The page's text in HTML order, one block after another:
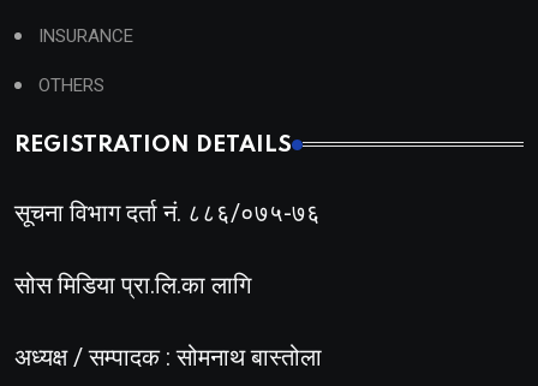
INSURANCE
OTHERS
REGISTRATION DETAILS
सूचना विभाग दर्ता नं. ८८६/०७५-७६
सोस मिडिया प्रा.लि.का लागि
अध्यक्ष / सम्पादक : सोमनाथ बास्तोला